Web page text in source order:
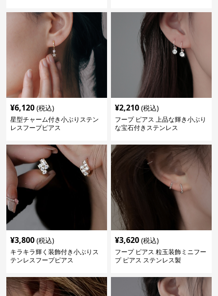
¥6,120 (税込)
星型チャーム付き小ぶりステン
レスフープピアス
¥2,210 (税込)
フープ ピアス 上品な輝き小ぶり
な宝石付きステンレス
¥3,800 (税込)
キラキラ輝く装飾付き小ぶりス
テンレスフープピアス
¥3,620 (税込)
フープ ピアス 粒玉装飾ミニフー
プ ピアス ステンレス製